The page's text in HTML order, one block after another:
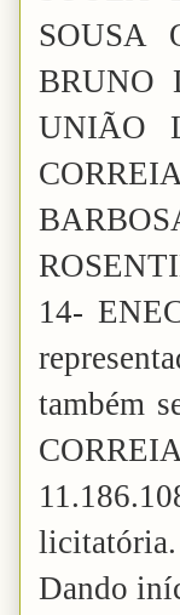
SOUSA
BRUNO
UNIÃO
14-
também
licitatória.
Dando